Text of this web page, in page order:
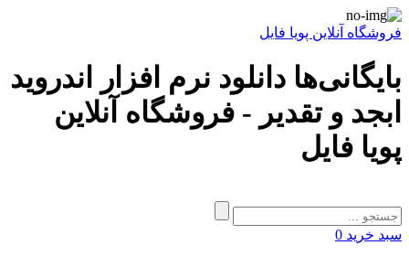
فروشگاه آنلاین پویا فایل
بایگانی‌ها دانلود نرم افزار اندروید
ابجد و تقدیر - فروشگاه آنلاین
پویا فایل
سبد خرید 0